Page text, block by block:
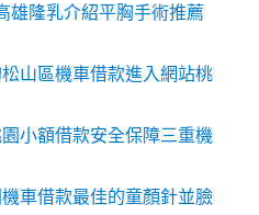
雄隆乳介紹平胸手術推薦
山區機車借款進入網站桃
小額借款安全保障三重機
車借款最佳的童顏針並臉